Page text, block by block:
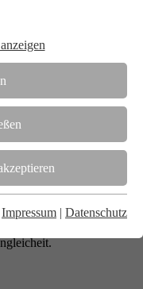
Impressum | Datenschutz
in enger
Prüf-, Inspektions- und
Mitarbeiter:innen